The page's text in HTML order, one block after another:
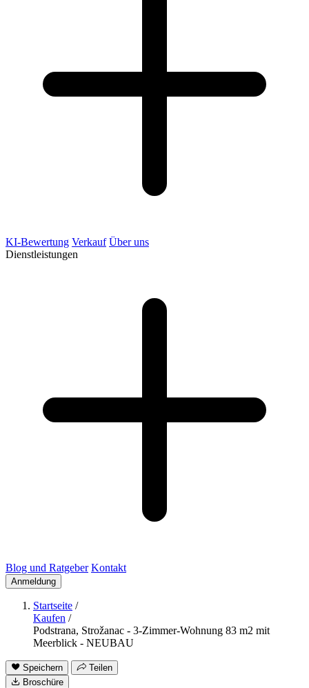
KI-Bewertung Verkauf Über uns
Dienstleistungen
Blog und Ratgeber Kontakt
Anmeldung
Startseite /
Kaufen /
Podstrana, Strožanac - 3-Zimmer-Wohnung 83 m2 mit
Meerblick - NEUBAU
Speichern
Teilen
Broschüre